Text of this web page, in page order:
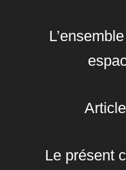
Le présent